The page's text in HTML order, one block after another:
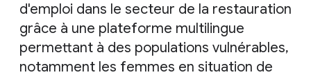
d'emploi dans le secteur de la restauration
grâce à une plateforme multilingue
permettant à des populations vulnérables,
notamment les femmes en situation de